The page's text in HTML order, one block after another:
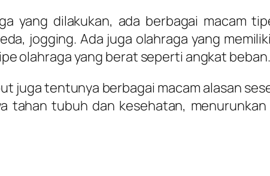
yang dilakukan, ada berbagai macam
jogging. Ada juga olahraga yang
olahraga yang berat seperti angkat beban.
juga tentunya berbagai macam alasan
tahan tubuh dan kesehatan,